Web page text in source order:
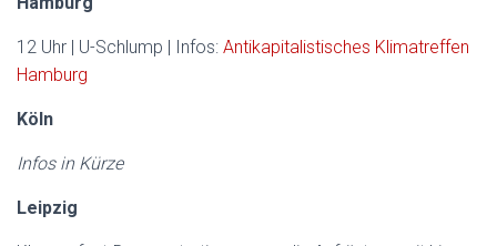
12 Uhr | U-Schlump | Infos: Antikapitalistisches Klimatreffen
Hamburg
Köln
Infos in Kürze
Leipzig